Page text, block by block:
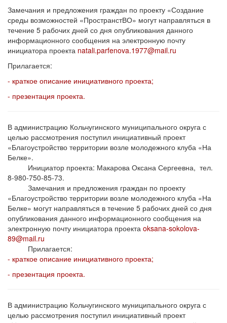
Замечания и предложения граждан по проекту «Создание
среды возможностей «ПространстВО» могут направляться в
течение 5 рабочих дней со дня опубликования данного
информационного сообщения на электронную почту
инициатора проекта natali.parfenova.1977@mail.ru
Прилагается:
- краткое описание инициативного проекта;
- презентация проекта.
В администрацию Кольчугинского муниципального округа с
целью рассмотрения поступил инициативный проект
«Благоустройство территории возле молодежного клуба «На
Белке».
Инициатор проекта: Макарова Оксана Сергеевна, тел.
8-980-750-85-73.
Замечания и предложения граждан по проекту
«Благоустройство территории возле молодежного клуба «На
Белке» могут направляться в течение 5 рабочих дней со дня
опубликования данного информационного сообщения на
электронную почту инициатора проекта oksana-sokolova-
89@mail.ru
Прилагается:
- краткое описание инициативного проекта;
- презентация проекта.
В администрацию Кольчугинского муниципального округа с
целью рассмотрения поступил инициативный проект